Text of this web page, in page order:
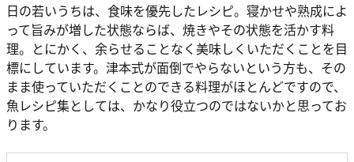
日の若いうちは、食味を優先したレシピ。寝かせや熟成によ
って旨みが増した状態ならば、焼きやその状態を活かす料
理。とにかく、余らせることなく美味しくいただくことを目
標にしています。津本式が面倒でやらないという方も、その
まま使っていただくことのできる料理がほとんどですので、
魚レシピ集としては、かなり役立つのではないかと思ってお
ります。